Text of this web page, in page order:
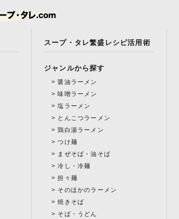
スープ・タレ繁盛レシピ活用術
ジャンルから探す
醤油ラーメン
味噌ラーメン
塩ラーメン
とんこつラーメン
鶏白湯ラーメン
つけ麺
まぜそば・油そば
冷し・冷麺
担々麺
そのほかのラーメン
焼きそば
そば・うどん